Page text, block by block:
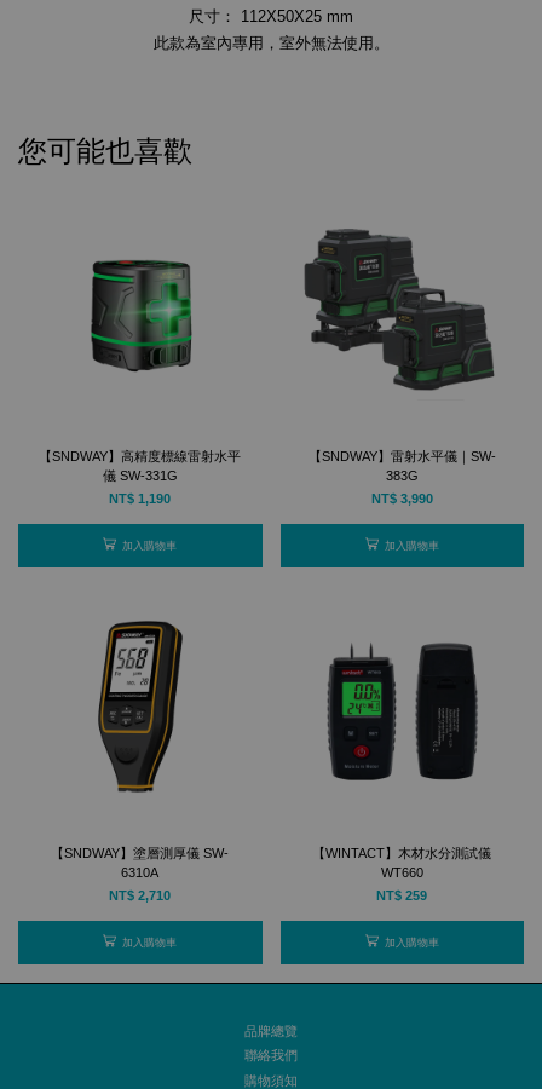
尺寸： 112X50X25 mm
此款為室內專用，室外無法使用。
您可能也喜歡
【SNDWAY】高精度標線雷射水平
儀 SW-331G
NT$ 1,190
加入購物車
【SNDWAY】雷射水平儀｜SW-
383G
NT$ 3,990
加入購物車
【SNDWAY】塗層測厚儀 SW-
6310A
NT$ 2,710
加入購物車
【WINTACT】木材水分測試儀
WT660
NT$ 259
加入購物車
品牌總覽
聯絡我們
購物須知